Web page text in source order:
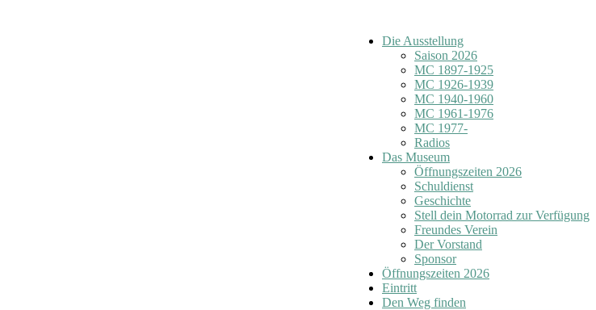
Die Ausstellung
Saison 2026
MC 1897-1925
MC 1926-1939
MC 1940-1960
MC 1961-1976
MC 1977-
Radios
Das Museum
Öffnungszeiten 2026
Schuldienst
Geschichte
Stell dein Motorrad zur Verfügung
Freundes Verein
Der Vorstand
Sponsor
Öffnungszeiten 2026
Eintritt
Den Weg finden